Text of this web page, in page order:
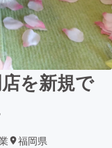
を新規で
福岡県